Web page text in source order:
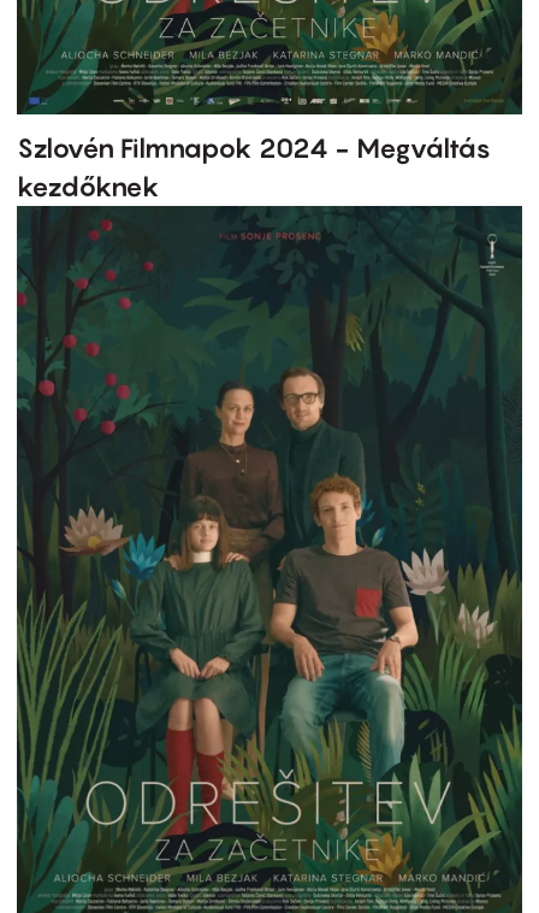
Szlovén Filmnapok 2024 - Megváltás
kezdőknek